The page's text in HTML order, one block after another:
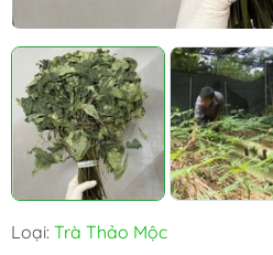
Loại: Trà Thảo Mộc